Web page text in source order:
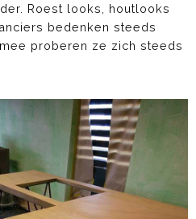
Roest looks, houtlooks
bedenken steeds
proberen ze zich steeds